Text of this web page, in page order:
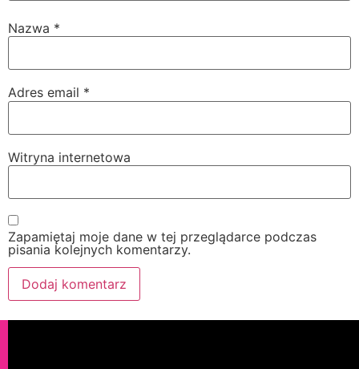
Nazwa *
Adres email *
Witryna internetowa
Zapamiętaj moje dane w tej przeglądarce podczas
pisania kolejnych komentarzy.